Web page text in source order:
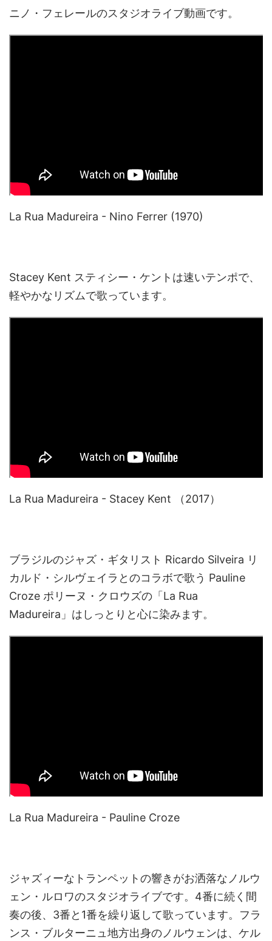
ニノ・フェレールのスタジオライブ動画です。
La Rua Madureira - Nino Ferrer (1970)
Stacey Kent スティシー・ケントは速いテンポで、
軽やかなリズムで歌っています。
La Rua Madureira - Stacey Kent （2017）
ブラジルのジャズ・ギタリスト Ricardo Silveira リ
カルド・シルヴェイラとのコラボで歌う Pauline
Croze ポリーヌ・クロウズの「La Rua
Madureira」はしっとりと心に染みます。
La Rua Madureira - Pauline Croze
ジャズィーなトランペットの響きがお洒落なノルウ
ェン・ルロワのスタジオライブです。4番に続く間
奏の後、3番と1番を繰り返して歌っています。フラ
ンス・ブルターニュ地方出身のノルウェンは、ケル